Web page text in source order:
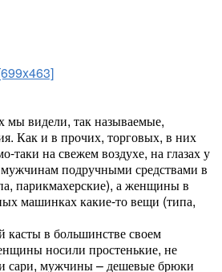
мы видели, так называемые,
Как и в прочих, торговых, в них
таки на свежем воздухе, на глазах у
мужчинам подручными средствами в
парикмахерские), а женщины в
машинках какие-то вещи (типа,
касты в большинстве своем
носили простенькие, не
сари, мужчины – дешевые брюки